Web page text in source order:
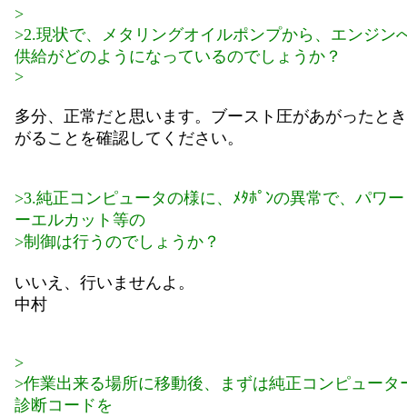
>
>2.現状で、メタリングオイルポンプから、エンジン
供給がどのようになっているのでしょうか？
>
多分、正常だと思います。ブースト圧があがったと
がることを確認してください。
>3.純正コンピュータの様に、ﾒﾀﾎﾟﾝの異常で、パワ
ーエルカット等の
>制御は行うのでしょうか？
いいえ、行いませんよ。
中村
>
>作業出来る場所に移動後、まずは純正コンピュータ
診断コードを